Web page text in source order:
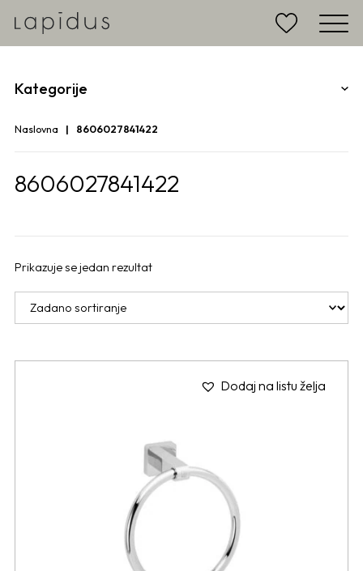
Kategorije
Naslovna 8606027841422
8606027841422
Prikazuje se jedan rezultat
Dodaj na listu želja